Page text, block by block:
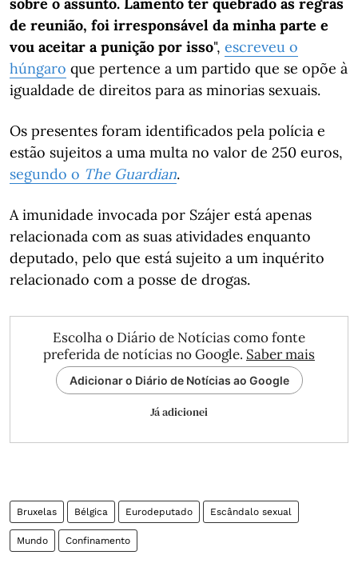
de reunião, foi irresponsável da minha parte e
vou aceitar a punição por isso", escreveu o
húngaro que pertence a um partido que se opõe à
igualdade de direitos para as minorias sexuais.
Os presentes foram identificados pela polícia e
estão sujeitos a uma multa no valor de 250 euros,
segundo o The Guardian.
A imunidade invocada por Szájer está apenas
relacionada com as suas atividades enquanto
deputado, pelo que está sujeito a um inquérito
relacionado com a posse de drogas.
Escolha o Diário de Notícias como fonte
preferida de notícias no Google. Saber mais
Adicionar o Diário de Notícias ao Google
Já adicionei
Bruxelas Bélgica Eurodeputado Escândalo sexual
Mundo Confinamento